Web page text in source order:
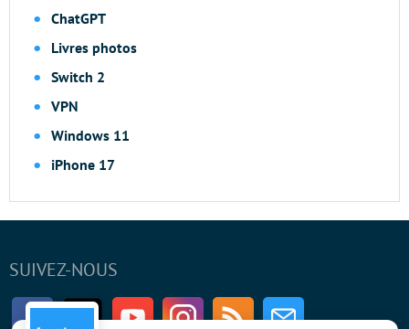
ChatGPT
Livres photos
Switch 2
VPN
Windows 11
iPhone 17
SUIVEZ-NOUS
FacebookTwitter Youtube InstagramRSS Newsletter